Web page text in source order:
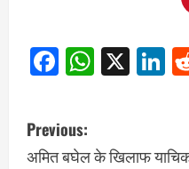
Facebook
X
Previous:
अमित बघेल के खिलाफ